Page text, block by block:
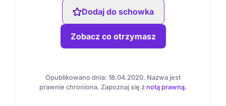
Dodaj do schowka
Zobacz co otrzymasz
Opublikowano dnia: 18.04.2020. Nazwa jest
prawnie chroniona. Zapoznaj się z notą prawną.